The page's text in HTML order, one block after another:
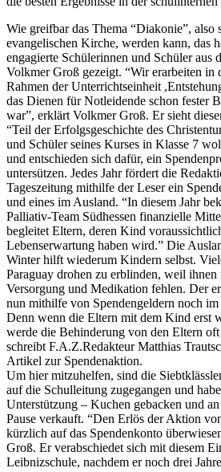
Wie greifbar das Thema “Diakonie”, also
evangelischen Kirche, werden kann, das
engagierte Schülerinnen und Schüler aus
Volkmer Groß gezeigt. “Wir erarbeiten in
Rahmen der Unterrichtseinheit
das Dienen für Notleidende schon fester
war”, erklärt Volkmer Groß. Er sieht
“Teil der Erfolgsgeschichte des
und Schüler seines Kurses in Klasse 7
und entschieden sich dafür, ein
untersützen. Jedes Jahr fördert die
Tageszeitung mithilfe der Leser ein
und eines im Ausland. “In diesem Jahr
Palliativ-Team Südhessen finanzielle
begleitet Eltern, deren Kind
Lebenserwartung haben wird.” Die
Winter hilft wiederum Kindern selbst.
Paraguay drohen zu erblinden, weil
Versorgung und Medikation fehlen. Der
nun mithilfe von Spendengeldern noch
Denn wenn die Eltern mit dem Kind erst
werde die Behinderung von den Eltern oft
schreibt F.A.Z.Redakteur Matthias
Artikel zur Spendenaktion.
Um hier mitzuhelfen, sind die
auf die Schulleitung zugegangen und
Unterstützung – Kuchen gebacken und
Pause verkauft. “Den Erlös der Aktion
kürzlich auf das Spendenkonto
Groß. Er verabschiedet sich mit diesem
Leibnizschule, nachdem er noch drei